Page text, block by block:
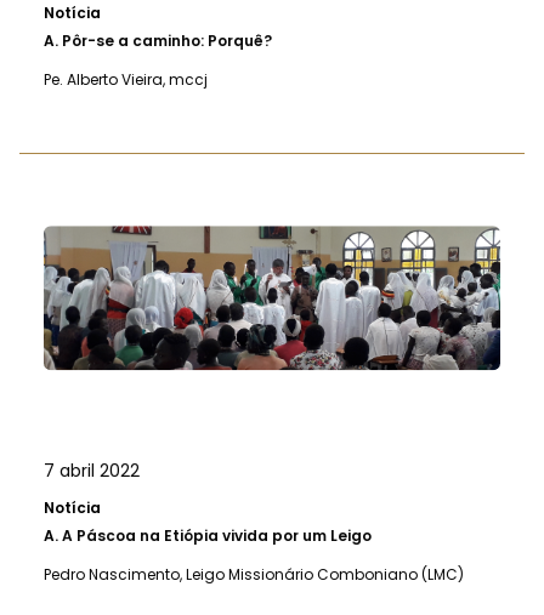
Notícia
A. Pôr-se a caminho: Porquê?
Pe. Alberto Vieira, mccj
7 abril 2022
Notícia
A.A Páscoa na Etiópia vivida por um Leigo
Pedro Nascimento, Leigo Missionário Comboniano (LMC)